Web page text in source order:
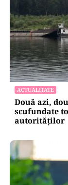
ACTUALITATE
Două azi,
scufundate
autorităților